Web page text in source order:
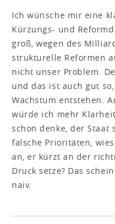
Ich wünsche mir eine
Kürzungs- und
groß, wegen des
strukturelle Reformen
nicht unser Problem.
und das ist auch gut
Wachstum entstehen.
würde ich mehr
schon denke, der Staat
falsche Prioritäten,
an, er kürzt an der
Druck setze? Das
naiv.